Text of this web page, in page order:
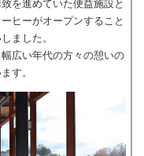
を進めていた便益施設と
ヒーがオープンすること
ました。
広い年代の方々の憩いの
す。